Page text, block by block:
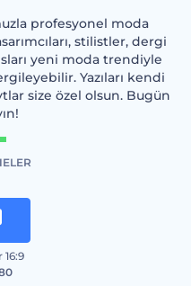
profesyonel moda
stilistler, dergi
yeni moda trendiyle
Yazıları kendi
size özel olsun. Bugün